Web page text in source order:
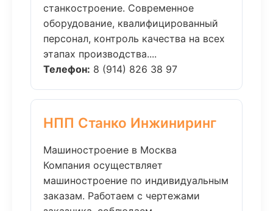
станкостроение. Современное
оборудование, квалифицированный
персонал, контроль качества на всех
этапах производства....
Телефон: 8 (914) 826 38 97
НПП Станко Инжиниринг
Машиностроение в Москва
Компания осуществляет
машиностроение по индивидуальным
заказам. Работаем с чертежами